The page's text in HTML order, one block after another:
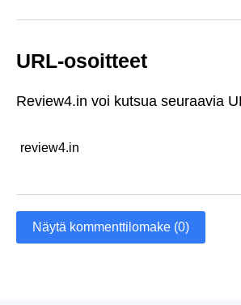
URL-osoitteet
Review4.in voi kutsua seuraavia
review4.in
Näytä kommenttilomake (0)